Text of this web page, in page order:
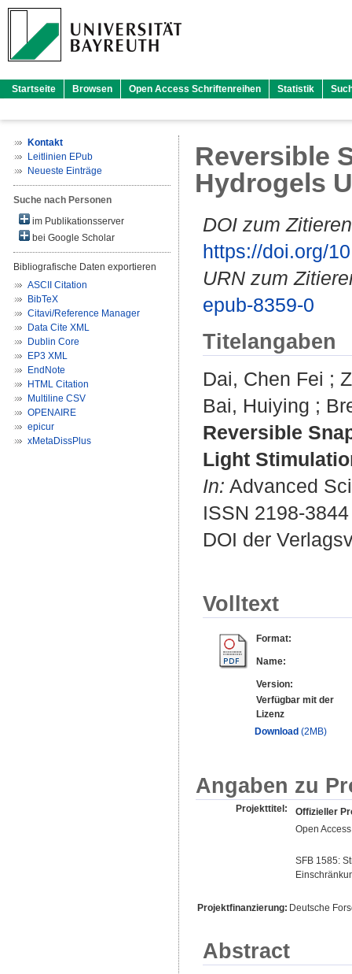
Startseite Browsen Open Access Schriftenreihen Statistik
Kontakt
Leitlinien EPub
Neueste Einträge
Suche nach Personen
im Publikationsserver
bei Google Scholar
Bibliografische Daten exportieren
ASCII Citation
BibTeX
Citavi/Reference Manager
Data Cite XML
Dublin Core
EP3 XML
EndNote
HTML Citation
Multiline CSV
OPENAIRE
epicur
xMetaDissPlus
Reversible
Hydrogels
DOI zum
https://doi.org/
URN zum
epub-8359-0
Titelangaben
Dai, Chen Fei ;
Bai, Huiying ;
Reversible
Light
In: Advanced
ISSN 2198-3844
DOI der
Volltext
Format:
Name:
Version:
Verfügbar mit der
Lizenz
Download (2MB)
Angaben zu
Projekttitel:
Offizieller
Open
SFB 1585:
Projektfinanzierung: Deutsche
Abstract